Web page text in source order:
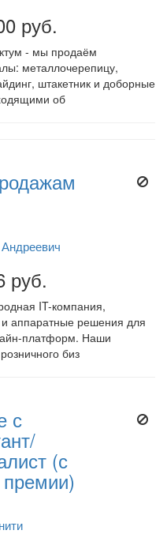
руб.
- мы продаём
металлочерепицу,
штакетник и доборные
об
руб.
IT-компания,
аппаратные решения для
платформ. Наши
биз
с
(с